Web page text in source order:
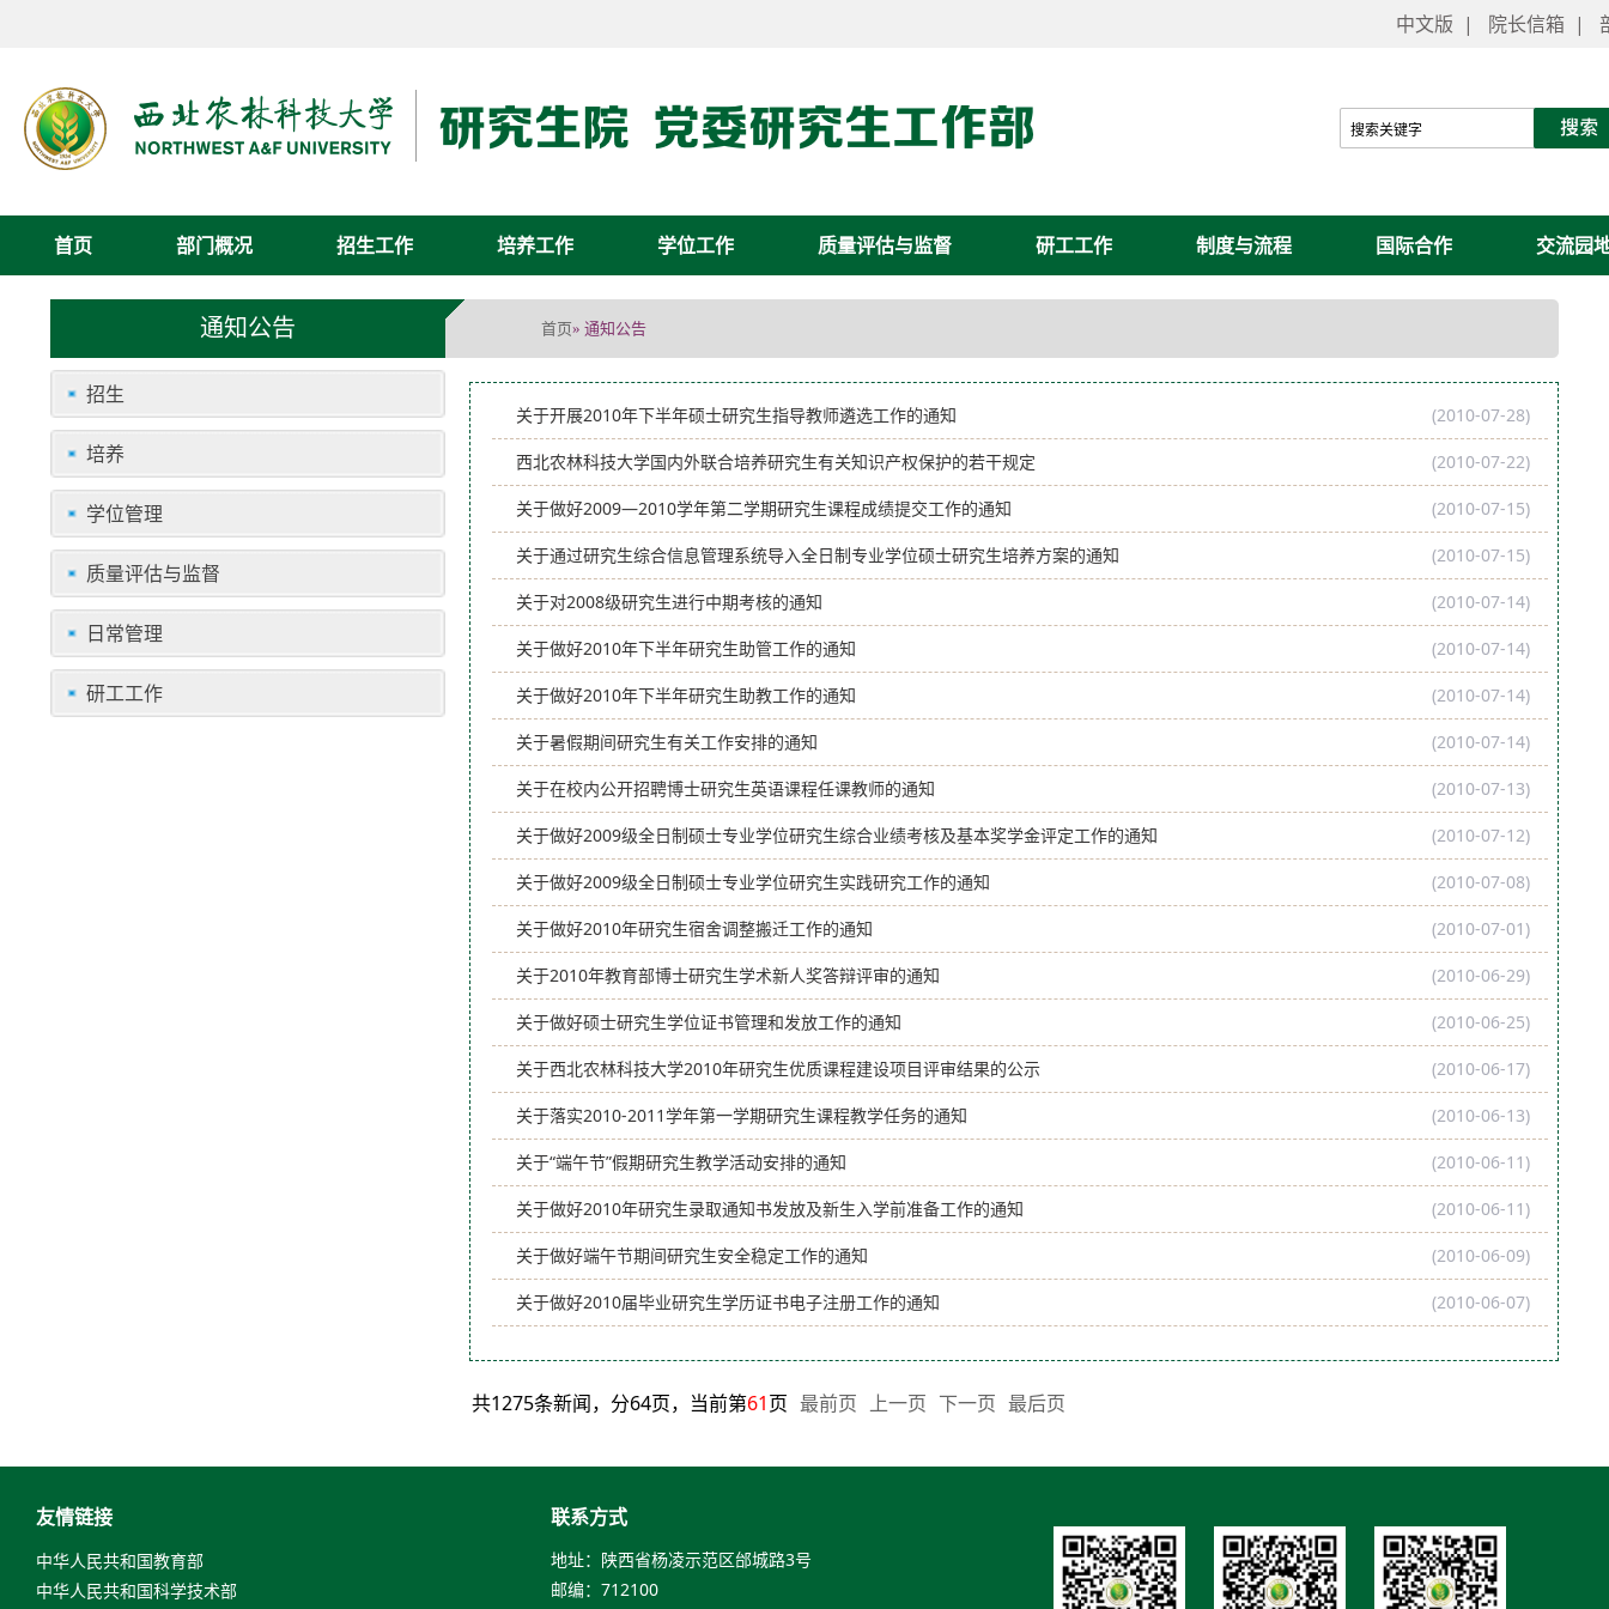
中文版 | 院长信箱 |
首页 部门概况 招生工作 培养工作 学位工作 质量评估与监督 研工工作 制度与流程 国际合作 交流园
通知公告 首页» 通知公告
招生
培养
学位管理
质量评估与监督
日常管理
研工工作
(2010-07-28)
关于开展2010年下半年硕士研究生指导教师遴选工作的通知
(2010-07-22)
西北农林科技大学国内外联合培养研究生有关知识产权保护的若干规定
(2010-07-15)
关于做好2009—2010学年第二学期研究生课程成绩提交工作的通知
(2010-07-15)
关于通过研究生综合信息管理系统导入全日制专业学位硕士研究生培养方案的通知
(2010-07-14)
关于对2008级研究生进行中期考核的通知
(2010-07-14)
关于做好2010年下半年研究生助管工作的通知
(2010-07-14)
关于做好2010年下半年研究生助教工作的通知
(2010-07-14)
关于暑假期间研究生有关工作安排的通知
(2010-07-13)
关于在校内公开招聘博士研究生英语课程任课教师的通知
(2010-07-12)
关于做好2009级全日制硕士专业学位研究生综合业绩考核及基本奖学金评定工作的通知
(2010-07-08)
关于做好2009级全日制硕士专业学位研究生实践研究工作的通知
(2010-07-01)
关于做好2010年研究生宿舍调整搬迁工作的通知
(2010-06-29)
关于2010年教育部博士研究生学术新人奖答辩评审的通知
(2010-06-25)
关于做好硕士研究生学位证书管理和发放工作的通知
(2010-06-17)
关于西北农林科技大学2010年研究生优质课程建设项目评审结果的公示
(2010-06-13)
关于落实2010-2011学年第一学期研究生课程教学任务的通知
(2010-06-11)
关于“端午节”假期研究生教学活动安排的通知
(2010-06-11)
关于做好2010年研究生录取通知书发放及新生入学前准备工作的通知
(2010-06-09)
关于做好端午节期间研究生安全稳定工作的通知
(2010-06-07)
关于做好2010届毕业研究生学历证书电子注册工作的通知
共1275条新闻，分64页，当前第61页 最前页 上一页 下一页 最后页
友情链接
中华人民共和国教育部
中华人民共和国科学技术部
联系方式
地址：陕西省杨凌示范区邰城路3号
邮编：712100